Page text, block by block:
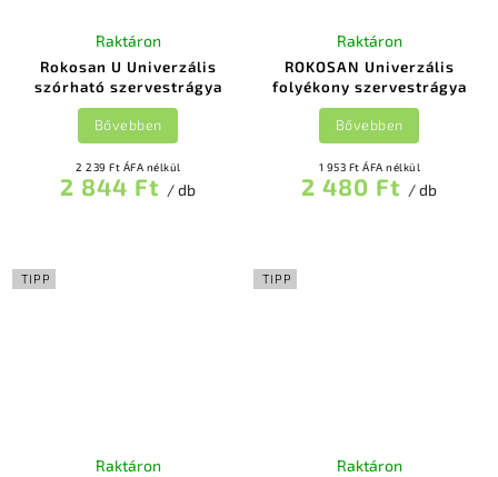
Rokosan U Univerzális
szórható szervestrágya
Raktáron
2 239 Ft ÁFA nélkül
2 844 Ft / db
Bővebben
ROKOSAN Univerzális
folyékony szervestrágya
Raktáron
1 953 Ft ÁFA nélkül
2 480 Ft / db
Bővebben
TIPP
Raktáron
TIPP
Raktáron